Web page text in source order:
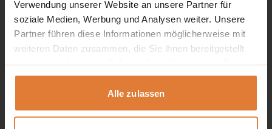
Verwendung unserer Website an unsere Partner für
soziale Medien, Werbung und Analysen weiter. Unsere
Partner führen diese Informationen möglicherweise mit
weiteren Daten zusammen, die Sie ihnen bereitgestellt
gesammelt haben.
Alle zulassen
werden
+49 151 552 717 42
+49 151 702 252 81